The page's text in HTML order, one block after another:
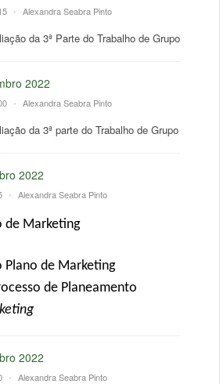
• Alexandra Seabra Pinto
da 3ª Parte do Trabalho de Grupo
2022
• Alexandra Seabra Pinto
da 3ª parte do Trabalho de Grupo
2022
• Alexandra Seabra Pinto
de Marketing
Plano de Marketing
de Planeamento
2022
• Alexandra Seabra Pinto